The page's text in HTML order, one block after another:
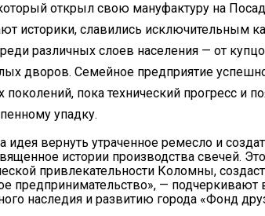
открыл свою мануфактуру на
историки, славились исключительным
различных слоев населения — от
дворов. Семейное предприятие
поколений, пока технический прогресс и
упадку.
идея вернуть утраченное ремесло и
истории производства свечей.
привлекательности Коломны,
предпринимательство», —
наследия и развитию города «Фонд